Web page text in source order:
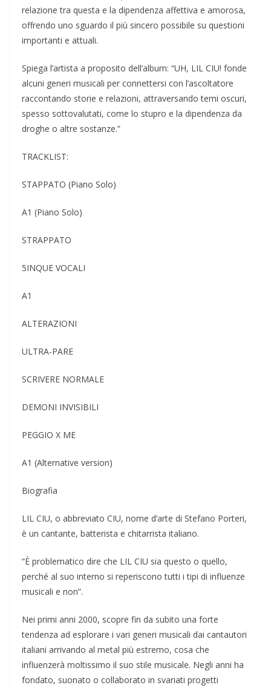
relazione tra questa e la dipendenza affettiva e amorosa,
offrendo uno sguardo il più sincero possibile su questioni
importanti e attuali.
Spiega l’artista a proposito dell’album: “UH, LIL CIU! fonde
alcuni generi musicali per connettersi con l’ascoltatore
raccontando storie e relazioni, attraversando temi oscuri,
spesso sottovalutati, come lo stupro e la dipendenza da
droghe o altre sostanze.”
TRACKLIST:
STAPPATO (Piano Solo)
A1 (Piano Solo)
STRAPPATO
5INQUE VOCALI
A1
ALTERAZIONI
ULTRA-PARE
SCRIVERE NORMALE
DEMONI INVISIBILI
PEGGIO X ME
A1 (Alternative version)
Biografia
LIL CIU, o abbreviato CIU, nome d’arte di Stefano Porteri,
è un cantante, batterista e chitarrista italiano.
“È problematico dire che LIL CIU sia questo o quello,
perché al suo interno si reperiscono tutti i tipi di influenze
musicali e non”.
Nei primi anni 2000, scopre fin da subito una forte
tendenza ad esplorare i vari generi musicali dai cantautori
italiani arrivando al metal più estremo, cosa che
influenzerà moltissimo il suo stile musicale. Negli anni ha
fondato, suonato o collaborato in svariati progetti